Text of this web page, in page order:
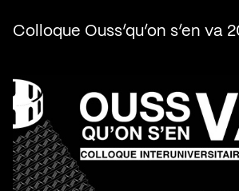
Colloque Ouss’qu’on s’en va